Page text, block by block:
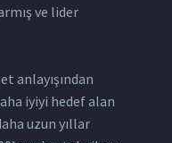
ve lider
anlayışından
iyiyi hedef alan
uzun yıllar